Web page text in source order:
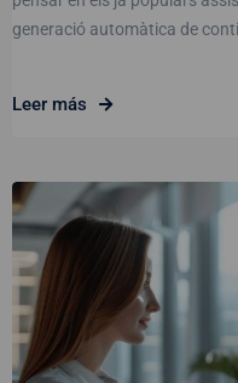
generació automàtica de
Leer más